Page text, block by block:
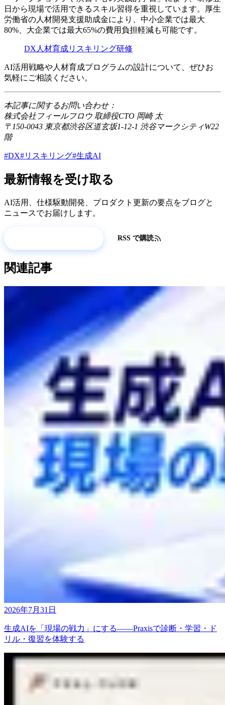
日から現場で活用できるスキル習得を重視しています。厚生
労働省の人材開発支援助成金により、中小企業では最大
80%、大企業では最大65%の費用負担軽減も可能です。
DX人材育成リスキリング研修
AI活用戦略や人材育成プログラムの設計について、ぜひお
気軽にご相談ください。
本記事に関するお問い合わせ：
株式会社フィールフロウ 取締役CTO 岡崎 太
〒150-0043 東京都渋谷区道玄坂1-12-1 渋谷マークシティW22
階
#DX#リスキリング#生成AI
最新情報を受け取る
AI活用、仕様駆動開発、プロダクト更新の要点をブログと
ニュースでお届けします。
RSS で購読
関連記事
2026年7月31日
生成AIを「現場の戦力」にする——Praxisで診断・学習・ド
リル・復習を体験する